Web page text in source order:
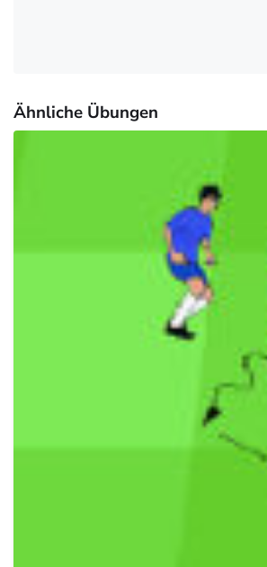
Ähnliche Übungen